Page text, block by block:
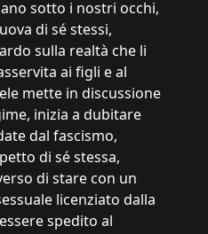
sotto i nostri occhi,
di sé stessi,
sulla realtà che li
ai figli e al
mette in discussione
inizia a dubitare
dal fascismo,
di sé stessa,
di stare con un
licenziato dalla
spedito al